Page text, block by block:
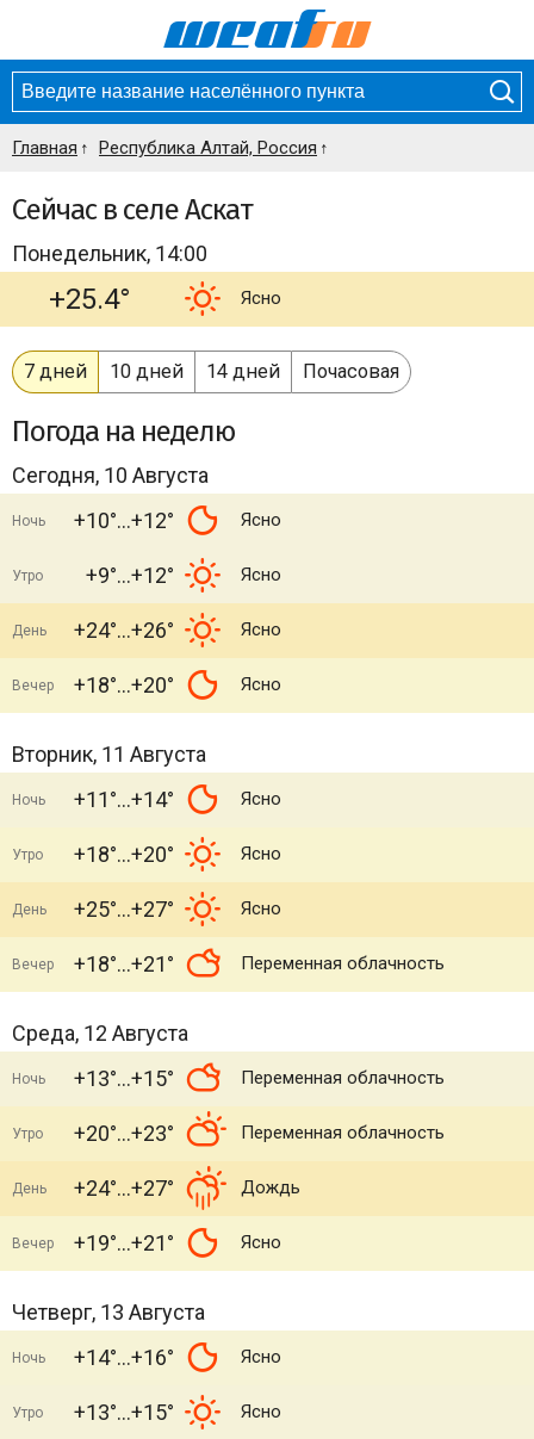
Главная Республика Алтай, Россия
Сейчас в селе Аскат
Понедельник, 14:00
+25.4° Ясно
7 дней 10 дней 14 дней Почасовая
Погода на неделю
Сегодня, 10 Августа
Ночь +10° +12° Ясно
Утро +9° +12° Ясно
День +24° +26° Ясно
Вечер +18° +20° Ясно
Вторник, 11 Августа
Ночь +11° +14° Ясно
Утро +18° +20° Ясно
День +25° +27° Ясно
Вечер +18° +21° Переменная облачность
Среда, 12 Августа
Ночь +13° +15° Переменная облачность
Утро +20° +23° Переменная облачность
День +24° +27° Дождь
Вечер +19° +21° Ясно
Четверг, 13 Августа
Ночь +14° +16° Ясно
Утро +13° +15° Ясно